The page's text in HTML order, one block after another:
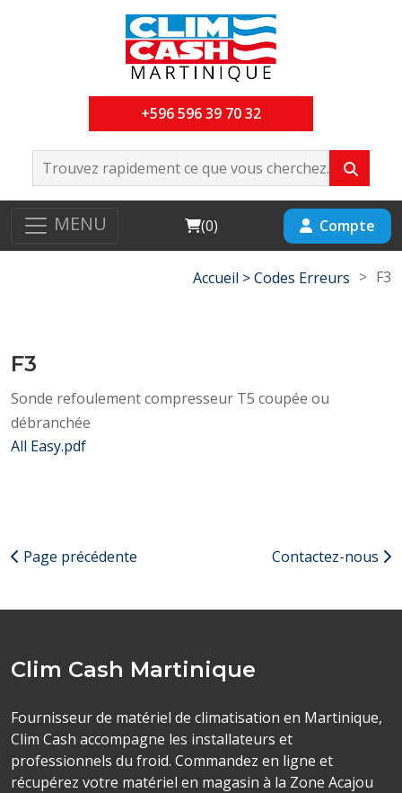
+596 596 39 70 32
MENU Cart
(0) Compte
Accueil >Codes Erreurs > F3
F3
Sonde refoulement compresseur T5 coupée ou
débranchée
All Easy.pdf
Page précédente Contactez-nous
Clim Cash Martinique
Fournisseur de matériel de climatisation en Martinique,
Clim Cash accompagne les installateurs et
professionnels du froid. Commandez en ligne et
récupérez votre matériel en magasin à la Zone Acajou